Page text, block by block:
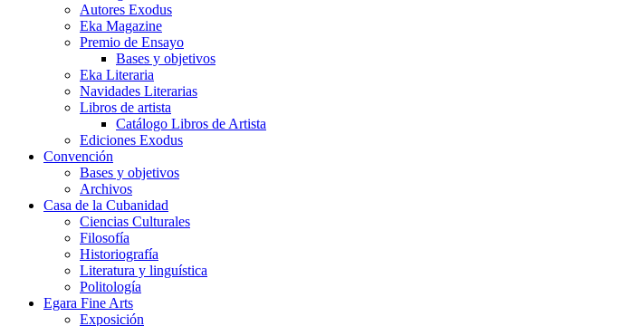
Autores Exodus
Eka Magazine
Premio de Ensayo
Bases y objetivos
Eka Literaria
Navidades Literarias
Libros de artista
Catálogo Libros de Artista
Ediciones Exodus
Convención
Bases y objetivos
Archivos
Casa de la Cubanidad
Ciencias Culturales
Filosofía
Historiografía
Literatura y linguística
Politología
Egara Fine Arts
Exposición